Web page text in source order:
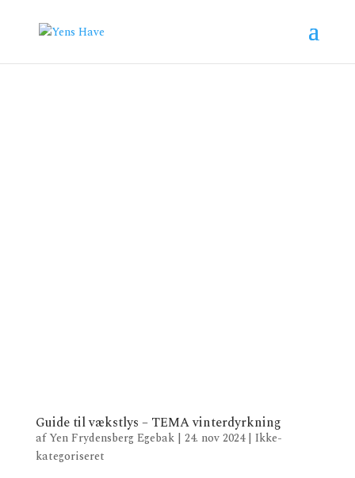
Guide til vækstlys – TEMA vinterdyrkning
afYen Frydensberg Egebak| 24. nov 2024| Ikke-
kategoriseret